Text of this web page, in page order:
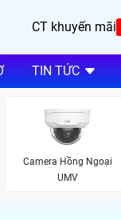
CT khuyến mãi
TIN TỨC
Camera Hồng Ngoại
UMV